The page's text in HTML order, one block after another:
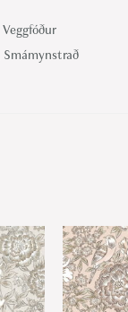
Veggfóður
Smámynstrað